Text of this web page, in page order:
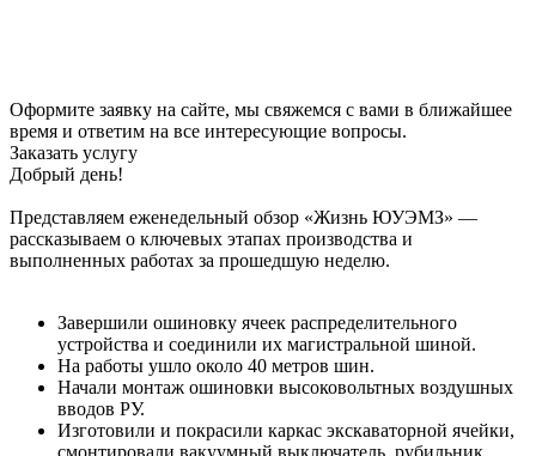
Оформите заявку на сайте, мы свяжемся с вами в ближайшее
время и ответим на все интересующие вопросы.
Заказать услугу
Добрый день!
Представляем еженедельный обзор «Жизнь ЮУЭМЗ» —
рассказываем о ключевых этапах производства и
выполненных работах за прошедшую неделю.
Завершили ошиновку ячеек распределительного
устройства и соединили их магистральной шиной.
На работы ушло около 40 метров шин.
Начали монтаж ошиновки высоковольтных воздушных
вводов РУ.
Изготовили и покрасили каркас экскаваторной ячейки,
смонтировали вакуумный выключатель, рубильник